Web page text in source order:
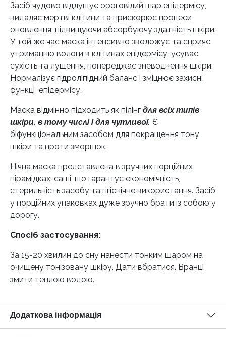
Засіб чудово відлущує ороговілий шар епідермісу,
видаляє мертві клітини та прискорює процеси
оновлення, підвищуючи абсорбуючу здатність шкіри.
У той же час маска інтенсивно зволожує та сприяє
утриманню вологи в клітинах епідермісу, усуває
сухість та лущення, попереджає зневоднення шкіри.
Нормалізує гідроліпідний баланс і зміцнює захисні
функції епідермісу.
Маска відмінно підходить як пілінг для всіх типів
шкіри, в тому числі і для чутливої. Є
біфункціональним засобом для покращення тону
шкіри та проти зморшок.
Нічна маска представлена ​​в зручних порційних
пірамідках-саші, що гарантує економічність,
стерильність засобу та гігієнічне використання. Засіб
у порційних упаковках дуже зручно брати із собою у
дорогу.
Спосіб застосування:
За 15-20 хвилин до сну нанести тонким шаром на
очищену тонізовану шкіру. Дати вбратися. Вранці
змити теплою водою.
Додаткова інформація